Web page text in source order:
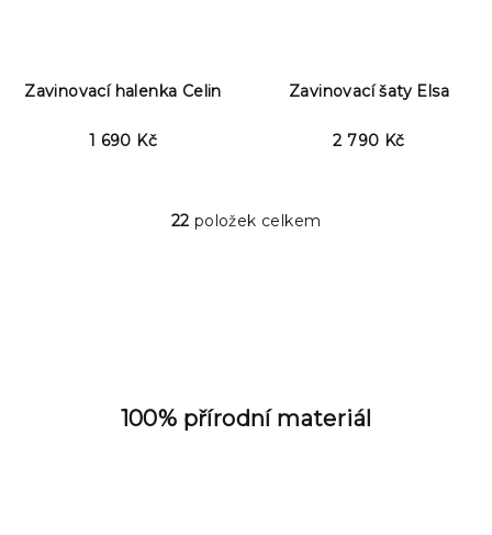
Zavinovací halenka Celin
1 690 Kč
Zavinovací šaty Elsa
2 790 Kč
O
í
p
22 položek celkem
100% přírodní materiál